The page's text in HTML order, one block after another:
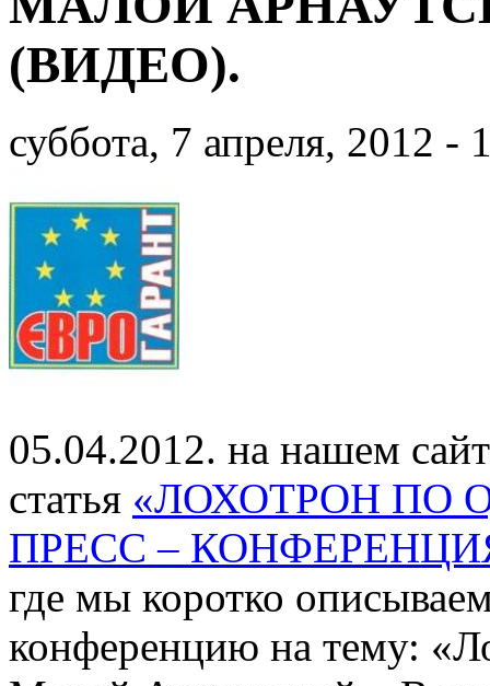
(ВИДЕО).
суббота, 7 апреля, 2012 -
05.04.2012. на нашем
статья «ЛОХОТРОН ПО
ПРЕСС –
где мы коротко
конференцию на тему: